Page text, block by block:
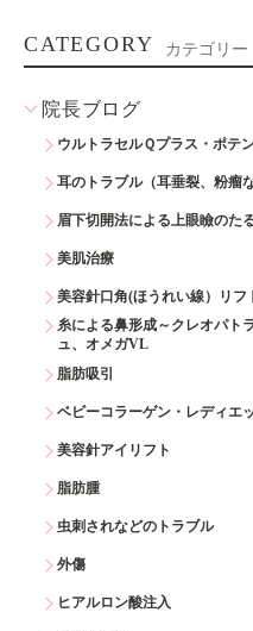
CATEGORY カテゴリー
院長ブログ
ウルトラセルＱプラス・ポテ
耳のトラブル（耳垂裂、粉瘤
眉下切開法による上眼瞼のた
美肌治療
美容針口角(ほうれい線）リフ
糸による鼻形成～クレオパ
ュ、オメガVL
脂肪吸引
ベビーコラーゲン・レディエ
美容針アイリフト
脂肪腫
虫刺されなどのトラブル
外傷
ヒアルロン酸注入